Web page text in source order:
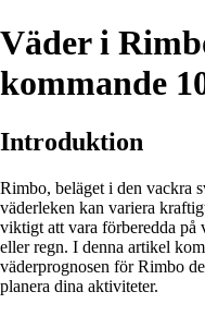
Väder i
kommande
Introduktion
Rimbo, beläget i den vackra
väderleken kan variera
viktigt att vara förberedda på
eller regn. I denna artikel
väderprognosen för Rimbo
planera dina aktiviteter.